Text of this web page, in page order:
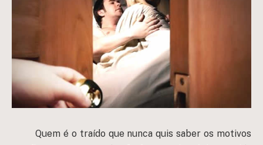
Quem é o traído que nunca quis saber os motivos